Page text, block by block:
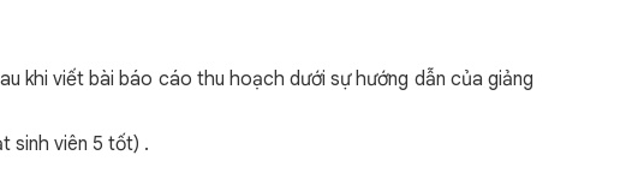
khi viết bài báo cáo thu hoạch dưới sự hướng dẫn của giảng
sinh viên 5 tốt) .